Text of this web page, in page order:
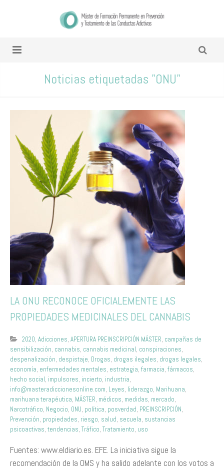
Noticias etiquetadas "ONU"
LA ONU RECONOCE OFICIALEMENTE LAS
PROPIEDADES MEDICINALES DEL CANNABIS
2020, Adicciones, APERTURA PREINSCRIPCIÓN MÁSTER, campañas de
sensibilización, cannabis, cannabis medicinal, conspiraciones,
despenalización, despistaje, Drogas, drogas ilegales, drogas legales,
economía, enfermedades mentales, estrategia, farmacia, fármacos,
hecho social, impulsores, incierto, industria,
info@masteradiccionesonline.com, Leyes, liderazgo, Marihuana,
marihuana terapéutica, MÁSTER, médicos, medidas, mercado,
Narcotráfico, Negocio, ONU, política, posverdad, PREINSCRIPCIÓN,
Prevención, propiedades, riesgo, salud, secuela, sustancias
psicoactivas, tendencias, Tráfico, Tratamiento, uso
Fuentes: www.eldiario.es. EFE. La iniciativa sigue la
recomendación de la OMS y ha salido adelante con los votos a